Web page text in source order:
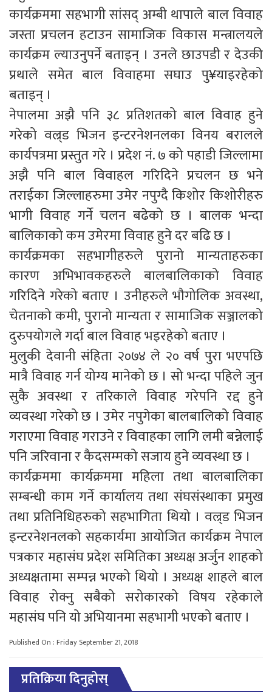
कार्यक्रममा सहभागी सांसद् अम्बी थापाले बाल विवाह
जस्ता प्रचलन हटाउन सामाजिक विकास मन्त्रालयले
कार्यक्रम ल्याउनुपर्ने बताइन् । उनले छाउपडी र देउकी
प्रथाले समेत बाल विवाहमा सघाउ पु¥याइरहेको
बताइन् ।
नेपालमा अझै पनि ३८ प्रतिशतको बाल विवाह हुने
गरेको वल्र्ड भिजन इन्टरनेशनलका विनय बरालले
कार्यपत्रमा प्रस्तुत गरे । प्रदेश नं. ७ को पहाडी जिल्लामा
अझै पनि बाल विवाहल गरिदिने प्रचलन छ भने
तराईका जिल्लाहरुमा उमेर नपुग्दै किशोर किशोरीहरु
भागी विवाह गर्ने चलन बढेको छ । बालक भन्दा
बालिकाको कम उमेरमा विवाह हुने दर बढि छ ।
कार्यक्रमका सहभागीहरुले पुरानो मान्यताहरुका
कारण अभिभावकहरुले बालबालिकाको विवाह
गरिदिने गरेको बताए । उनीहरुले भौगोलिक अवस्था,
चेतनाको कमी, पुरानो मान्यता र सामाजिक सञ्जालको
दुरुपयोगले गर्दा बाल विवाह भइरहेको बताए ।
मुलुकी देवानी संहिता २०७४ ले २० वर्ष पुरा भएपछि
मात्रै विवाह गर्न योग्य मानेको छ । सो भन्दा पहिले जुन
सुकै अवस्था र तरिकाले विवाह गरेपनि रद्द हुने
व्यवस्था गरेको छ । उमेर नपुगेका बालबालिको विवाह
गराएमा विवाह गराउने र विवाहका लागि लमी बन्नेलाई
पनि जरिवाना र कैदसम्मको सजाय हुने व्यवस्था छ ।
कार्यक्रममा कार्यक्रममा महिला तथा बालबालिका
सम्बन्धी काम गर्ने कार्यालय तथा संघसंस्थाका प्रमुख
तथा प्रतिनिधिहरुको सहभागिता थियो । वल्र्ड भिजन
इन्टरनेशनलको सहकार्यमा आयोजित कार्यक्रम नेपाल
पत्रकार महासंघ प्रदेश समितिका अध्यक्ष अर्जुन शाहको
अध्यक्षतामा सम्पन्न भएको थियो । अध्यक्ष शाहले बाल
विवाह रोक्नु सबैको सरोकारको विषय रहेकाले
महासंघ पनि यो अभियानमा सहभागी भएको बताए ।
Published On : Friday September 21, 2018
प्रतिक्रिया दिनुहोस्